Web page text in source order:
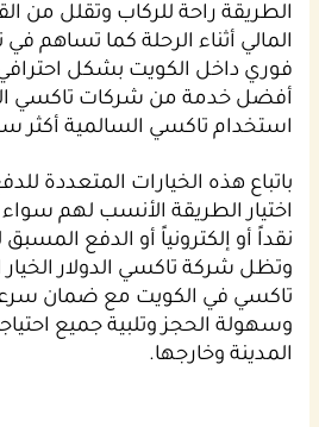
الطريقة راحة للركاب وتقلل من
المالي أثناء الرحلة كما تساهم
فوري داخل الكويت بشكل
أفضل خدمة من شركات تاكسي
استخدام تاكسي السالمية أكثر
باتباع هذه الخيارات المتعددة
اختيار الطريقة الأنسب لهم
نقداً أو إلكترونياً أو الدفع
وتظل شركة تاكسي الدولار
تاكسي في الكويت مع ضمان
وسهولة الحجز وتلبية جميع
المدينة وخارجها.